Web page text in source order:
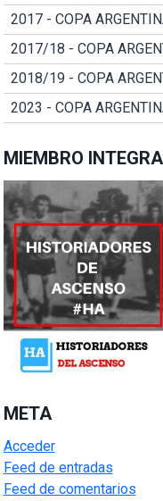
2017 - COPA
2017/18 - COPA
2018/19 - COPA
2023 - COPA
MIEMBRO
META
Acceder
Feed de entradas
Feed de comentarios